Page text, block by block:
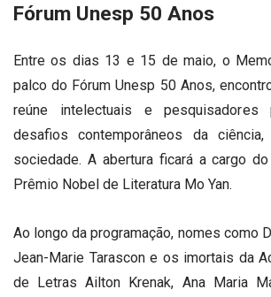
Fórum Unesp 50 Anos
Entre os dias 13 e 15 de maio, o
palco do Fórum Unesp 50 Anos,
reúne intelectuais e
desafios contemporâneos da
sociedade. A abertura ficará a cargo
Prêmio Nobel de Literatura Mo Yan.
Ao longo da programação, nomes como
Jean-Marie Tarascon e os imortais da
de Letras Ailton Krenak, Ana Maria